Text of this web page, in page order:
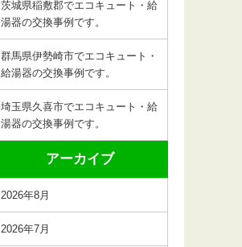
茨城県稲敷郡でエコキュート・給
湯器の交換事例です。
群馬県伊勢崎市でエコキュート・
給湯器の交換事例です。
埼玉県久喜市でエコキュート・給
湯器の交換事例です。
アーカイブ
2026年8月
2026年7月